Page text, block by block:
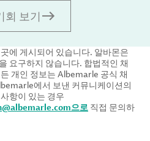
회 보기
에 게시되어 있습니다. 알바몬은
요구하지 않습니다. 합법적인 채
개인 정보는 Albemarle 공식 채
에서 보낸 커뮤니케이션의
항이 있는 경우
으로 직접 문의하